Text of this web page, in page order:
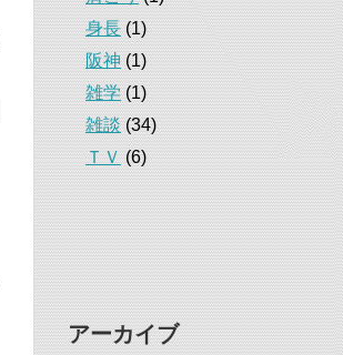
身長(1)
阪神(1)
雑学(1)
雑談(34)
ＴＶ(6)
アーカイブ